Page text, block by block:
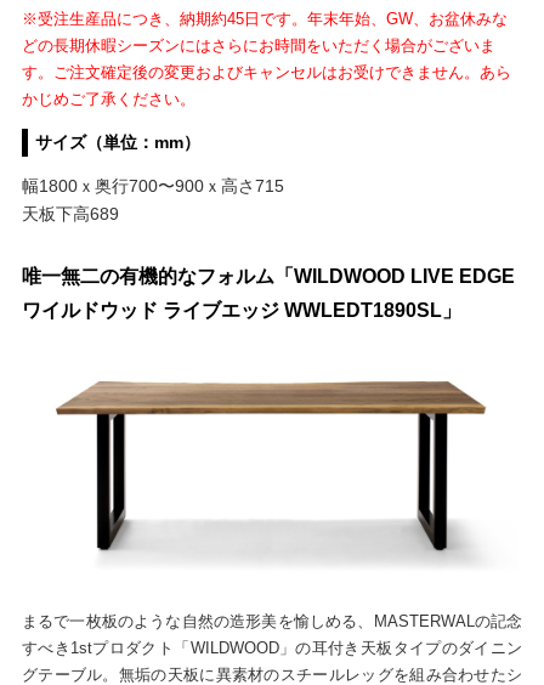
※受注生産品につき、納期約45日です。年末年始、GW、お盆休みな
どの長期休暇シーズンにはさらにお時間をいただく場合がございま
す。ご注文確定後の変更およびキャンセルはお受けできません。あら
かじめご了承ください。
サイズ（単位：mm）
幅1800ｘ奥行700〜900ｘ高さ715
天板下高689
唯一無二の有機的なフォルム「WILDWOOD LIVE EDGE
ワイルドウッド ライブエッジ WWLEDT1890SL」
まるで一枚板のような自然の造形美を愉しめる、MASTERWALの記念
すべき1stプロダクト「WILDWOOD」の耳付き天板タイプのダイニン
グテーブル。無垢の天板に異素材のスチールレッグを組み合わせたシ